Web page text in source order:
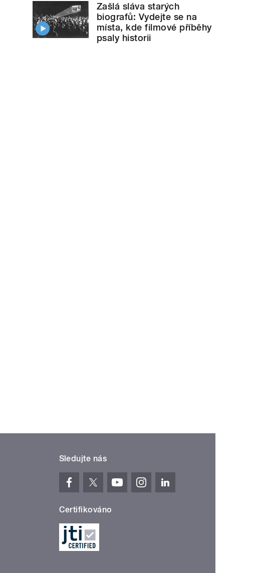
Zašlá sláva starých
biografů: Vydejte se na
místa, kde filmové příběhy
psaly historii
Sledujte nás
Certifikováno